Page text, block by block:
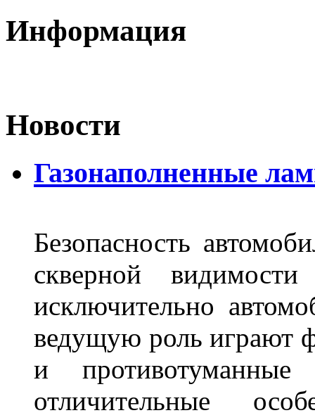
Информация
Новости
Газонаполненные
Безопасность
скверной видимости
исключительно
ведущую роль играют
и
отличительные